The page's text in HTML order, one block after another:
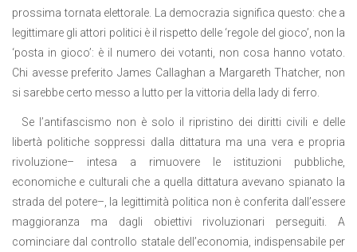
prossima tornata elettorale. La democrazia significa questo: che a
legittimare gli attori politici è il rispetto delle ‘regole del gioco’, non la
‘posta in gioco’: è il numero dei votanti, non cosa hanno votato.
Chi avesse preferito James Callaghan a Margareth Thatcher, non
si sarebbe certo messo a lutto per la vittoria della lady di ferro.
Se l’antifascismo non è solo il ripristino dei diritti civili e delle
libertà politiche soppressi dalla dittatura ma una vera e propria
rivoluzione– intesa a rimuovere le istituzioni pubbliche,
economiche e culturali che a quella dittatura avevano spianato la
strada del potere–, la legittimità politica non è conferita dall’essere
maggioranza ma dagli obiettivi rivoluzionari perseguiti. A
cominciare dal controllo statale dell’economia, indispensabile per